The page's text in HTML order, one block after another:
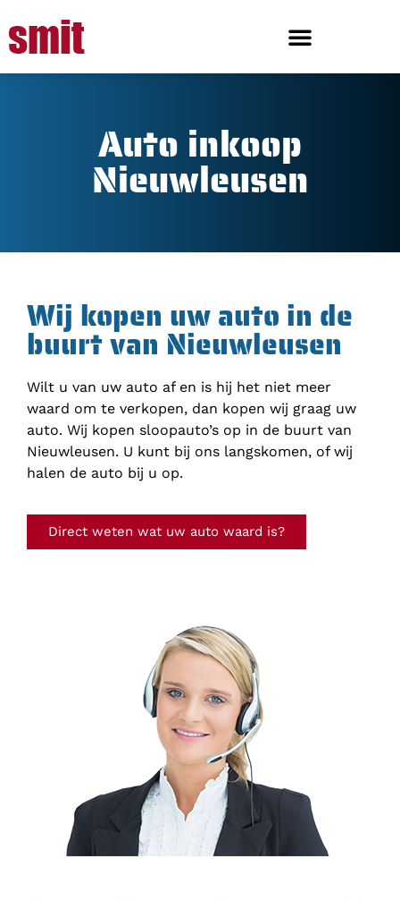
Auto inkoop
Nieuwleusen
Wij kopen uw auto in de
buurt van Nieuwleusen
Wilt u van uw auto af en is hij het niet meer
waard om te verkopen, dan kopen wij graag uw
auto. Wij kopen sloopauto’s op in de buurt van
Nieuwleusen. U kunt bij ons langskomen, of wij
halen de auto bij u op.
Direct weten wat uw auto waard is?